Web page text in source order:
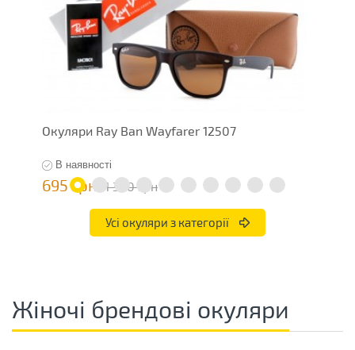
Окуляри Ray Ban Wayfarer 12507
В наявності
695 грн 1 390 грн
Усі окуляри з категорії
Жіночі брендові окуляри